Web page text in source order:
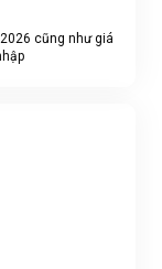
cũng như giá